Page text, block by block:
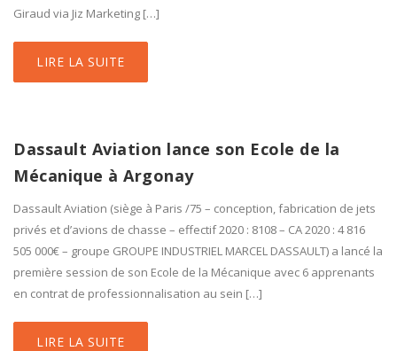
Giraud via Jiz Marketing […]
LIRE LA SUITE
Dassault Aviation lance son Ecole de la
Mécanique à Argonay
Dassault Aviation (siège à Paris /75 – conception, fabrication de jets
privés et d’avions de chasse – effectif 2020 : 8108 – CA 2020 : 4 816
505 000€ – groupe GROUPE INDUSTRIEL MARCEL DASSAULT) a lancé la
première session de son Ecole de la Mécanique avec 6 apprenants
en contrat de professionnalisation au sein […]
LIRE LA SUITE